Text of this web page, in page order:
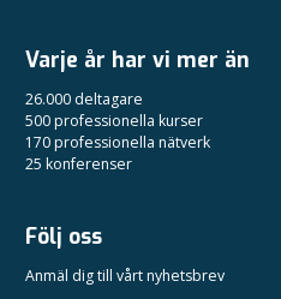
Varje år har vi mer än
26.000 deltagare
500 professionella kurser
170 professionella nätverk
25 konferenser
Följ oss
Anmäl dig till vårt nyhetsbrev